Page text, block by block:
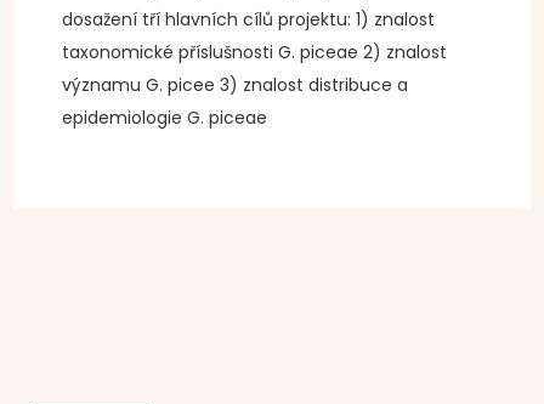
dosažení tří hlavních cílů projektu: 1) znalost
taxonomické příslušnosti G. piceae 2) znalost
významu G. picee 3) znalost distribuce a
epidemiologie G. piceae